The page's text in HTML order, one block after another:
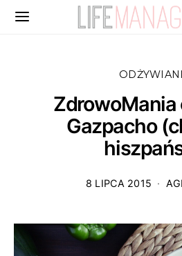
ZdrowoMania
Gazpacho
8 LIPCA 2015